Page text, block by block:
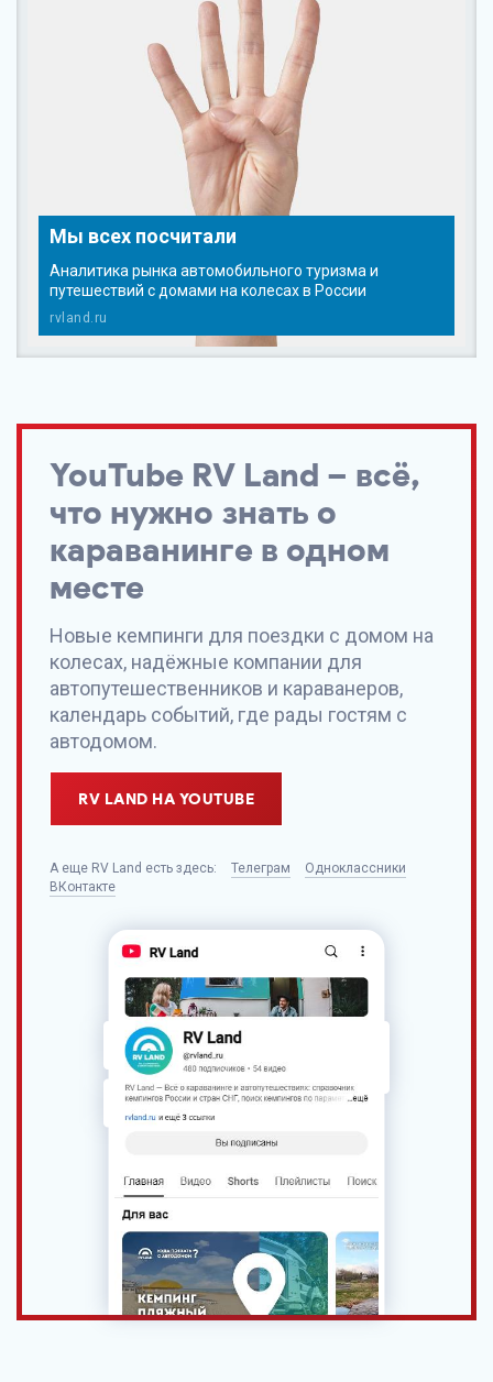
Мы всех посчитали
Аналитика рынка автомобильного туризма и
путешествий с домами на колесах в России
rvland.ru
YouTube RV Land – всё,
что нужно знать о
караванинге в одном
месте
Новые кемпинги для поездки с домом на
колесах, надёжные компании для
автопутешественников и караванеров,
календарь событий, где рады гостям с
автодомом.
RV LAND НА YOUTUBE
А еще RV Land есть здесь: Телеграм
Одноклассники
ВКонтакте